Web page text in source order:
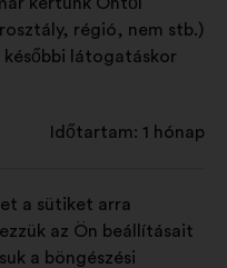
régió, nem stb.)
későbbi látogatáskor
Időtartam: 1 hónap
a sütiket arra
az Ön beállításait
a böngészési